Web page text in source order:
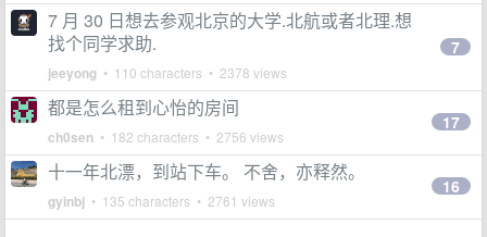
7 月 30 日想去参观北京的大学.北航或者北理.想
找个同学求助.
jeeyong • 110 characters • 2378 views
7
都是怎么租到心怡的房间
ch0sen • 182 characters • 2756 views
17
十一年北漂，到站下车。 不舍，亦释然。
gyinbj • 135 characters • 2761 views
16